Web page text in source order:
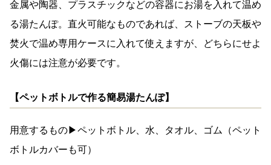
金属や陶器、プラスチックなどの容器にお湯を入れて温め
る湯たんぽ。直火可能なものであれば、ストーブの天板や
焚火で温め専用ケースに入れて使えますが、どちらにせよ
火傷には注意が必要です。
【ペットボトルで作る簡易湯たんぽ】
用意するもの▶ペットボトル、水、タオル、ゴム（ペット
ボトルカバーも可）